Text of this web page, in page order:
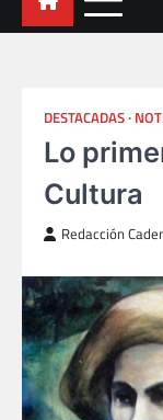
DESTACADAS
Lo
Cultura
Redacción